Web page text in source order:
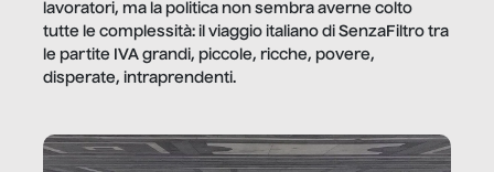
lavoratori, ma la politica non sembra averne colto
tutte le complessità: il viaggio italiano di SenzaFiltro tra
le partite IVA grandi, piccole, ricche, povere,
disperate, intraprendenti.